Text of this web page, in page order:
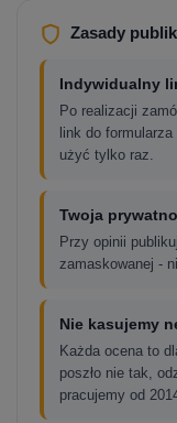
Zasady
Indywidualny
Po realizacji
link do
użyć tylko raz.
Twoja
Przy opinii
zamaskowanej -
Nie kasujemy
Każda ocena to
poszło nie tak,
pracujemy od